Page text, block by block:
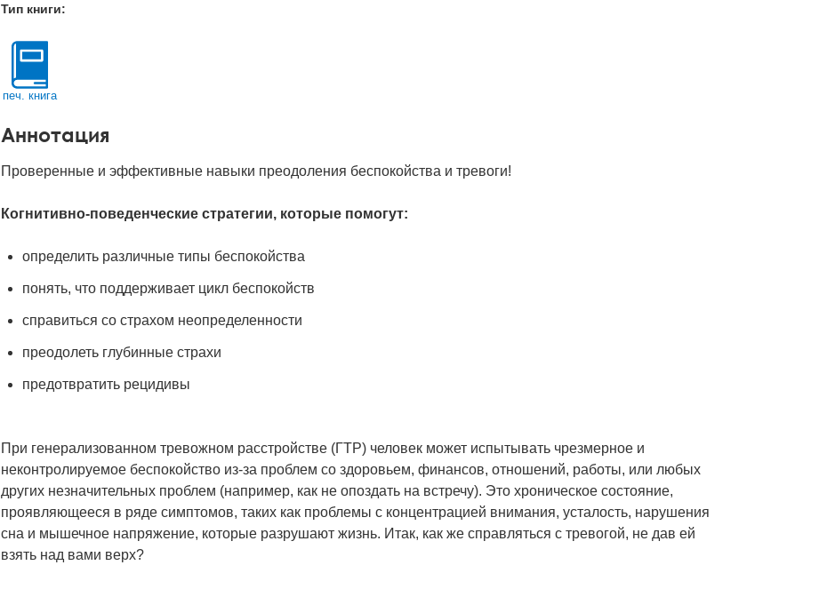
Кол-во стр
Год
Код
Тип книги:
печ. книга
Аннотация
Проверенные и эффективные навыки преодоления беспокойства и тревоги!
Когнитивно-поведенческие стратегии, которые помогут:
определить различные типы беспокойства
понять, что поддерживает цикл беспокойств
справиться со страxом неопределенности
преодолеть глубинные страxи
предотвратить рецидивы
При генерализованном тревожном расстройстве (ГТР) человек может испытывать чрезмерное и
неконтролируемое беспокойство из-за проблем со здоровьем, финансов, отношений, работы, или любых
других незначительных проблем (например, как не опоздать на встречу). Это хроническое состояние,
проявляющееся в ряде симптомов, таких как проблемы с концентрацией внимания, усталость, нарушения
сна и мышечное напряжение, которые разрушают жизнь. Итак, как же справляться с тревогой, не дав ей
взять над вами верх?